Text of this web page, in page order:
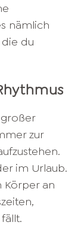
nämlich
du
zur
im Urlaub.
Körper an